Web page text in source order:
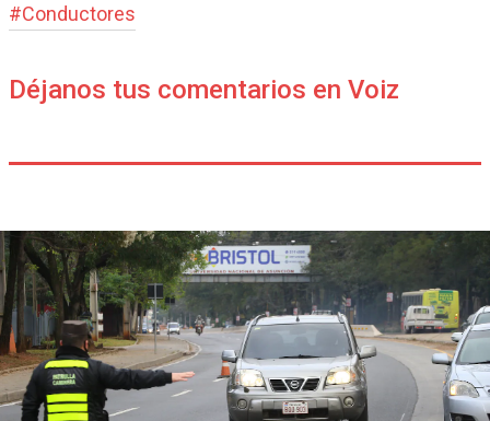
#Conductores
Déjanos tus comentarios en Voiz